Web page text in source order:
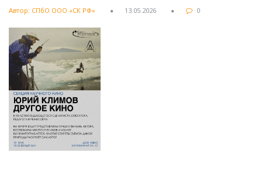
Автор: СПбО ООО «СК РФ» 13.05.2026 0